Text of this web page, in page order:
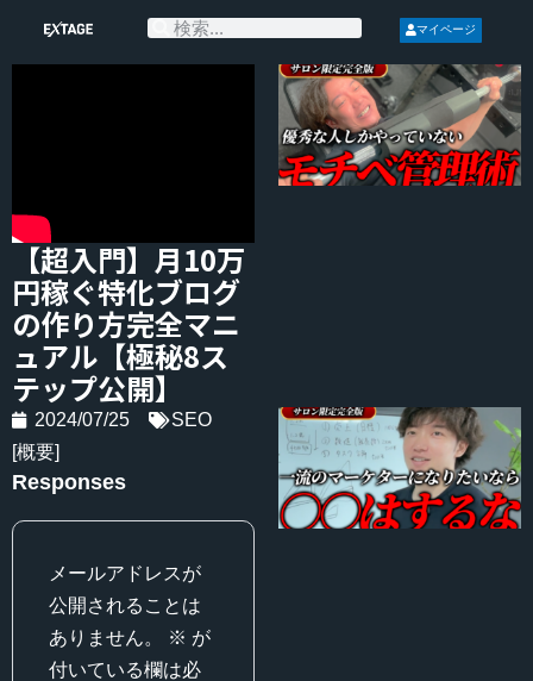
マイページ
【超入門】月10万
円稼ぐ特化ブログ
の作り方完全マニ
ュアル【極秘8ス
テップ公開】
2024/07/25
SEO
[概要]
Responses
メールアドレスが
公開されることは
ありません。
※ が
付いている欄は必